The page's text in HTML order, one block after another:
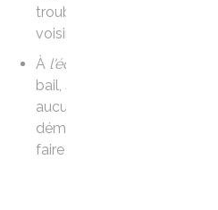
trouble de
voisinage)
À l'échéance
bail, sans
aucune
démarche à
faire